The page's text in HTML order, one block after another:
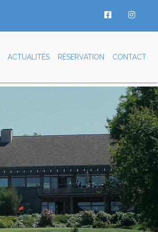
ACTUALITÉS RÉSERVATION CONTACT